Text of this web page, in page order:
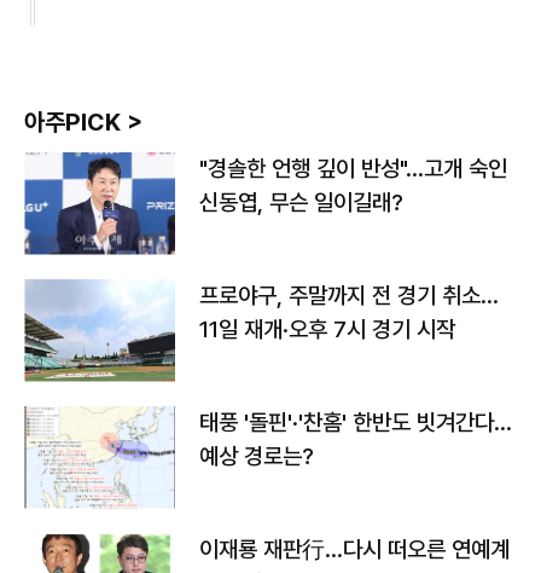
아주PICK >
"경솔한 언행 깊이 반성"…고개 숙인
신동엽, 무슨 일이길래?
프로야구, 주말까지 전 경기 취소…
11일 재개·오후 7시 경기 시작
태풍 '돌핀'·'찬홈' 한반도 빗겨간다…
예상 경로는?
이재룡 재판行…다시 떠오른 연예계